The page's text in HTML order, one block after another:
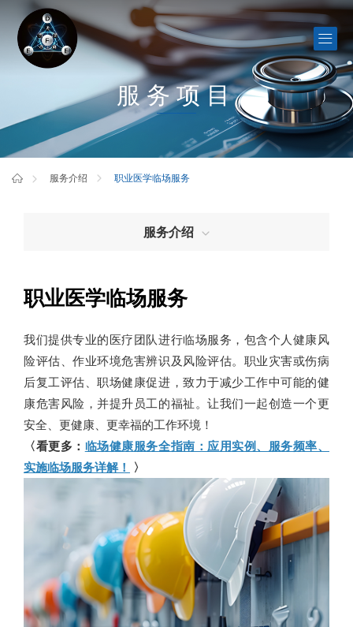
服务项目
服务介绍 职业医学临场服务
服务介绍
职业医学临场服务
我们提供专业的医疗团队进行临场服务，包含个人健康风
险评估、作业环境危害辨识及风险评估。职业灾害或伤病
后复工评估、职场健康促进，致力于减少工作中可能的健
康危害风险，并提升员工的福祉。让我们一起创造一个更
安全、更健康、更幸福的工作环境！
〈看更多： 临场健康服务全指南：应用实例、服务频率、
实施临场服务详解！ 〉